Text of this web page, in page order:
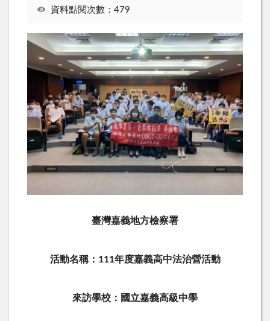
資料點閱次數：479
臺灣嘉義地方檢察署
活動名稱：111年度嘉義高中法治營活動
來訪學校：國立嘉義高級中學